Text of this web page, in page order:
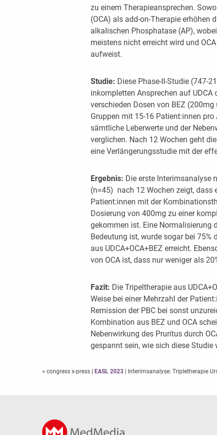
zu einem Therapieansprechen.
(OCA) als add-on-Therapie erhöhen
alkalischen Phosphatase (AP),
meistens nicht erreicht wird und
aufweist.
Studie: Diese Phase-II-Studie (747-
inkompletten Ansprechen auf UDCA
verschieden Dosen von BEZ
Gruppen mit 15-16 Patient:innen
sämtliche Leberwerte und der
verglichen. Nach 12 Wochen geht
eine Verlängerungsstudie mit der
Ergebnis: Die erste Interimsanalyse
(n=45) nach 12 Wochen zeigt, dass
Patient:innen mit der
Dosierung von 400mg zu einer
gekommen ist. Eine Normalisierung
Bedeutung ist, wurde sogar bei
aus UDCA+OCA+BEZ erreicht.
von OCA ist, dass nur weniger als
Fazit: Die Tripeltherapie aus
Weise bei einer Mehrzahl der
Remission der PBC bei sonst
Kombination aus BEZ und OCA
Nebenwirkung des Pruritus durch
gespannt sein, wie sich diese Studie
« congress x-press EASL 2023 | Interimsanalyse: Tripletherapie